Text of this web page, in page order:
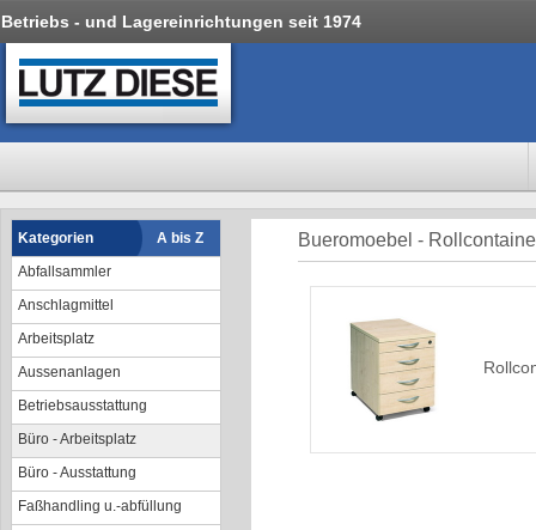
Betriebs - und Lagereinrichtungen seit 1974
Kategorien
A bis Z
Abfallsammler
Anschlagmittel
Arbeitsplatz
Aussenanlagen
Betriebsausstattung
Büro - Arbeitsplatz
Büro - Ausstattung
Faßhandling u.-abfüllung
Bueromoebel -